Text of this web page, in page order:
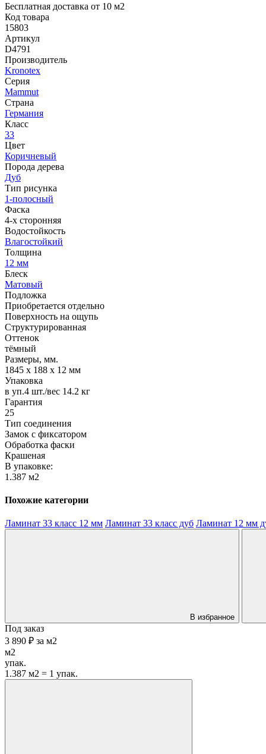
Бесплатная доставка от 10 м2
Код товара
15803
Артикул
D4791
Производитель
Kronotex
Серия
Mammut
Страна
Германия
Класс
33
Цвет
Коричневый
Порода дерева
Дуб
Тип рисунка
1-полосный
Фаска
4-х сторонняя
Водостойкость
Влагостойкий
Толщина
12 мм
Блеск
Матовый
Подложка
Приобретается отдельно
Поверхность на ощупь
Структурированная
Оттенок
тёмный
Размеры, мм.
1845 х 188 х 12 мм
Упаковка
в уп.4 шт./вес 14.2 кг
Гарантия
25
Тип соединения
Замок с фиксатором
Обработка фаски
Крашеная
В упаковке:
1.387 м2
Похожие категории
Ламинат 33 класс 12 мм Ламинат 33 класс дуб Ламинат 12 мм
В избранное
Под заказ
3 890 ₽ за м2
м2
упак.
1.387 м2 = 1 упак.